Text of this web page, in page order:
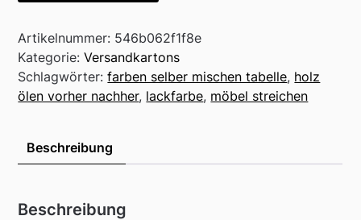
Artikelnummer: 546b062f1f8e
Kategorie:Versandkartons
Schlagwörter:farben selber mischen tabelle, holz
ölen vorher nachher, lackfarbe, möbel streichen
Beschreibung
Beschreibung